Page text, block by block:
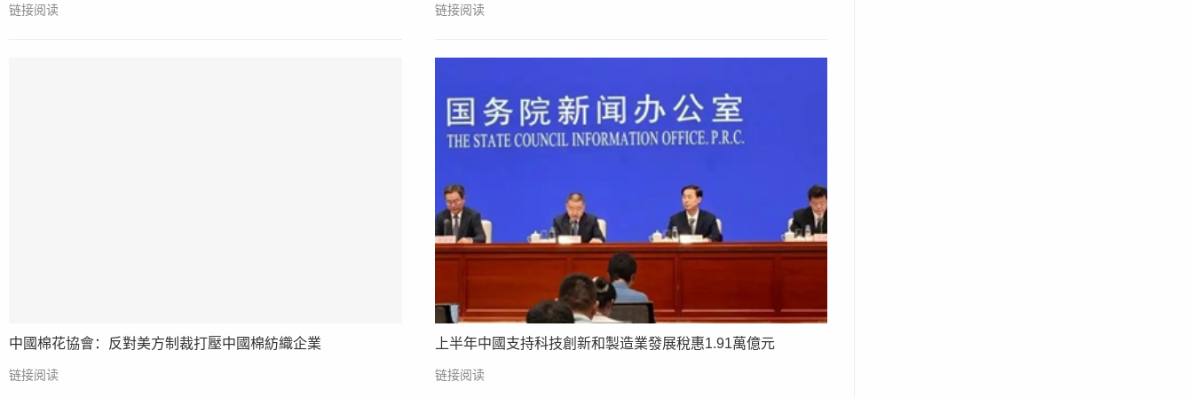
链接阅读 链接阅读
中國棉花協會：反對美方制裁打壓中國棉紡織企業
链接阅读
上半年中國支持科技創新和製造業發展稅惠1.91萬億元
链接阅读